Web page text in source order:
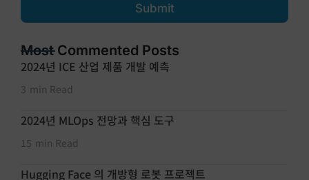
Submit
Most Commented Posts
2024년 ICE 산업 제품 개발 예측
3 min Read
2024년 MLOps 전망과 핵심 도구
15 min Read
Hugging Face 의 개방형 로봇 프로젝트